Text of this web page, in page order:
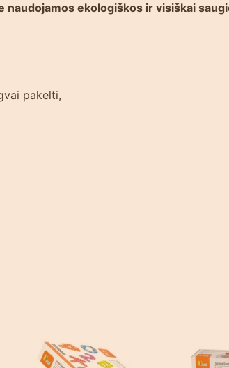
ekologiškos ir visiškai
pakelti,